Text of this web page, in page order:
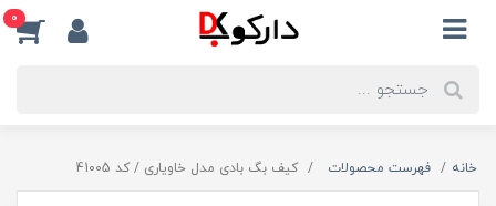
0
خانه فهرست محصولات کیف بگ بادی مدل خاویاری / کد 41005